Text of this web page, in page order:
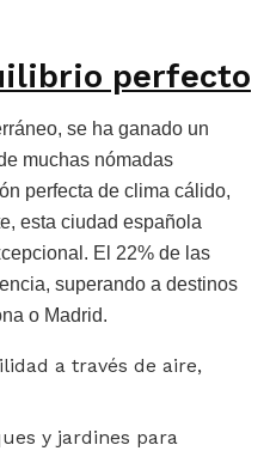
perfecto
se ha ganado un
muchas nómadas
perfecta de clima cálido,
esta ciudad española
El 22% de las
superando a destinos
o Madrid.
a través de aire,
y jardines para